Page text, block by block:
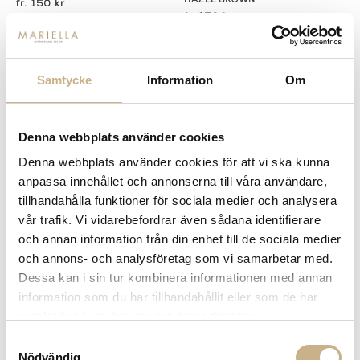
Samtycke Information Om
Denna webbplats använder cookies
Denna webbplats använder cookies för att vi ska kunna
anpassa innehållet och annonserna till våra användare,
tillhandahålla funktioner för sociala medier och analysera
vår trafik. Vi vidarebefordrar även sådana identifierare
och annan information från din enhet till de sociala medier
och annons- och analysföretag som vi samarbetar med.
Dessa kan i sin tur kombinera informationen med annan
information som du har tillhandahållit eller som de har
Nödvändig
150 kr
Fler varianter I lager
HANDDUK - ORIGINAL TOWEL
HAZEL BROWN
150 kr
Fler varianter I lager
MÖNSTRAD HANDDUK - GIACOMO
165
350 kr